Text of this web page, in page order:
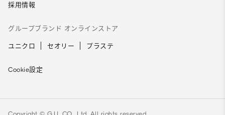
採用情報
グループブランド オンラインストア
ユニクロ セオリー プラステ
Cookie設定